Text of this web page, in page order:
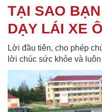
TẠI SAO
DẠY LÁI XE
Lời đầu tiên, cho phép
lời chúc sức khỏe và